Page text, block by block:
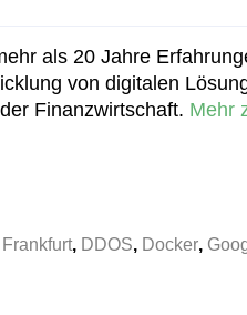
als 20 Jahre
von digitalen
Finanzwirtschaft. Mehr
, DDOS, Docker,